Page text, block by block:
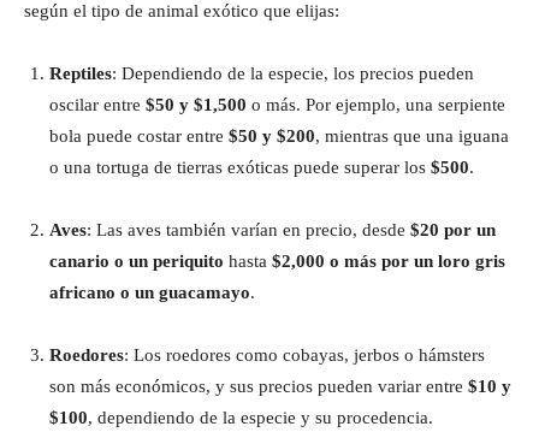
según el tipo de animal exótico que elijas:
Reptiles: Dependiendo de la especie, los precios pueden
oscilar entre $50 y $1,500 o más. Por ejemplo, una serpiente
bola puede costar entre $50 y $200, mientras que una iguana
o una tortuga de tierras exóticas puede superar los $500.
Aves: Las aves también varían en precio, desde $20 por un
canario o un periquito hasta $2,000 o más por un loro gris
africano o un guacamayo.
Roedores: Los roedores como cobayas, jerbos o hámsters
son más económicos, y sus precios pueden variar entre $10 y
$100, dependiendo de la especie y su procedencia.